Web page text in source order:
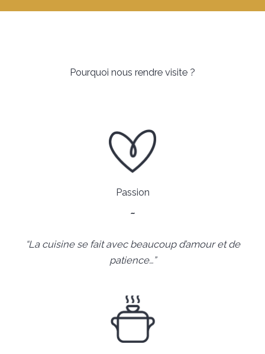
Pourquoi nous rendre visite ?
Passion
~
“La cuisine se fait avec beaucoup d’amour et de
patience…”